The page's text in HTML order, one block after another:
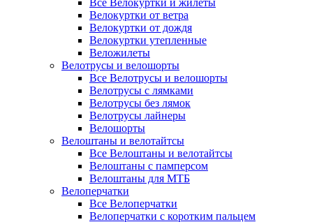
Все Велокуртки и жилеты
Велокуртки от ветра
Велокуртки от дождя
Велокуртки утепленные
Веложилеты
Велотрусы и велошорты
Все Велотрусы и велошорты
Велотрусы с лямками
Велотрусы без лямок
Велотрусы лайнеры
Велошорты
Велоштаны и велотайтсы
Все Велоштаны и велотайтсы
Велоштаны с памперсом
Велоштаны для МТБ
Велоперчатки
Все Велоперчатки
Велоперчатки с коротким пальцем